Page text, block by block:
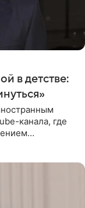
в детстве:
канала, где